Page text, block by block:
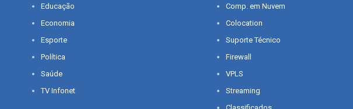
Educação
Economia
Esporte
Política
Saúde
TV Infonet
Comp. em Nuvem
Colocation
Suporte Técnico
Firewall
VPLS
Streaming